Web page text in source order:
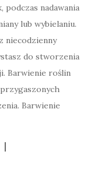
podczas nadawania
lub wybielaniu.
niecodzienny
do stworzenia
Barwienie roślin
Barwienie